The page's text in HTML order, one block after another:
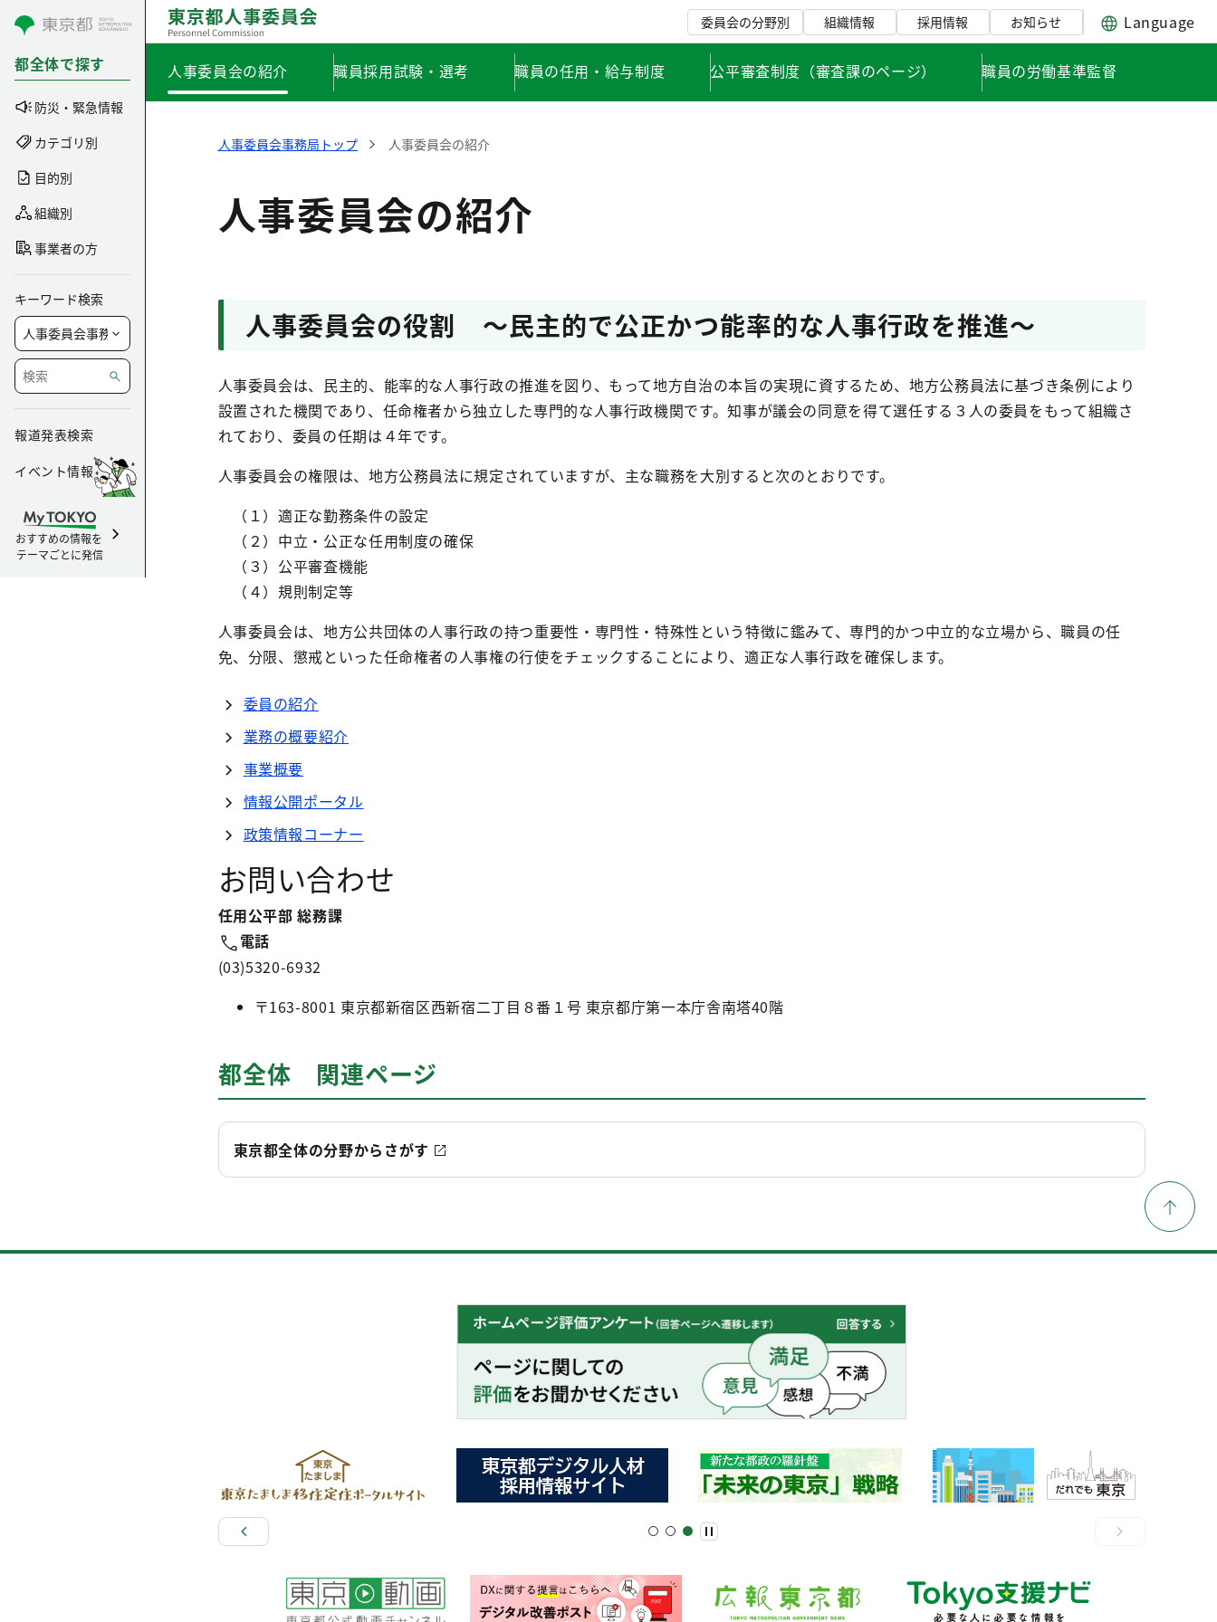
コンテンツにスキップ
都全体で探す
防災・緊急情報
カテゴリ別
目的別
組織別
事業者の方
キーワード検索
報道発表検索
イベント情報
おすすめの情報を
テーマごとに発信
委員会の分野別 組織情報 採用情報 お知らせ Language
人事委員会の紹介 職員採用試験・選考 職員の任用・給与制度 公平審査制度（審査課のページ） 職員の労働基準監督
人事委員会事務局トップ 人事委員会の紹介
人事委員会の紹介
人事委員会の役割 ～民主的で公正かつ能率的な人事行政を推進～
人事委員会は、民主的、能率的な人事行政の推進を図り、もって地方自治の本旨の実現に資するため、地方公務員法に基づき条例により
設置された機関であり、任命権者から独立した専門的な人事行政機関です。知事が議会の同意を得て選任する３人の委員をもって組織さ
れており、委員の任期は４年です。
人事委員会の権限は、地方公務員法に規定されていますが、主な職務を大別すると次のとおりです。
（１）適正な勤務条件の設定
（２）中立・公正な任用制度の確保
（３）公平審査機能
（４）規則制定等
人事委員会は、地方公共団体の人事行政の持つ重要性・専門性・特殊性という特徴に鑑みて、専門的かつ中立的な立場から、職員の任
免、分限、懲戒といった任命権者の人事権の行使をチェックすることにより、適正な人事行政を確保します。
委員の紹介
業務の概要紹介
事業概要
情報公開ポータル
政策情報コーナー
お問い合わせ
任用公平部 総務課
電話
(03)5320-6932
〒163-8001 東京都新宿区西新宿二丁目８番１号 東京都庁第一本庁舎南塔40階
都全体 関連ページ
東京都全体の分野からさがす